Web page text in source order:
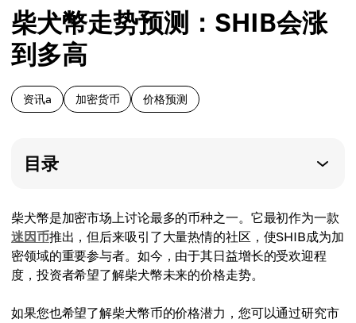
柴犬幣走势预测：SHIB会涨
到多高
资讯a 加密货币 价格预测
目录
柴犬幣是加密市场上讨论最多的币种之一。它最初作为一款
迷因币推出，但后来吸引了大量热情的社区，使SHIB成为加
密领域的重要参与者。如今，由于其日益增长的受欢迎程
度，投资者希望了解柴犬幣未来的价格走势。
如果您也希望了解柴犬幣币的价格潜力，您可以通过研究市